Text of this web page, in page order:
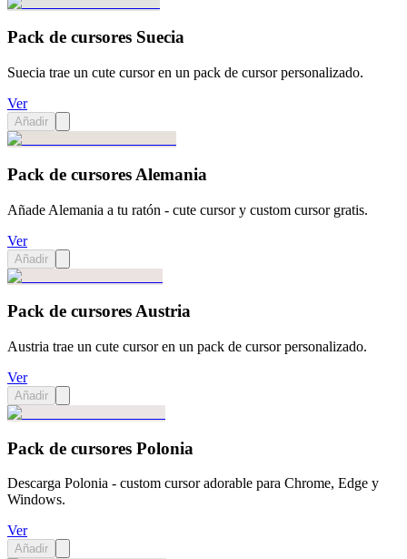
Pack de cursores Suecia
Suecia trae un cute cursor en un pack de cursor personalizado.
Ver
Añadir
Pack de cursores Alemania
Añade Alemania a tu ratón - cute cursor y custom cursor gratis.
Ver
Añadir
Pack de cursores Austria
Austria trae un cute cursor en un pack de cursor personalizado.
Ver
Añadir
Pack de cursores Polonia
Descarga Polonia - custom cursor adorable para Chrome, Edge y
Windows.
Ver
Añadir